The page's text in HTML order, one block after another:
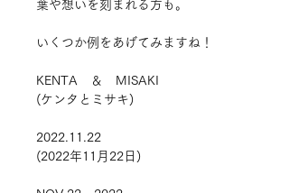
葉や想いを刻まれる方も。
いくつか例をあげてみますね！
KENTA ＆ MISAKI
(ケンタとミサキ)
2022.11.22
(2022年11月22日)